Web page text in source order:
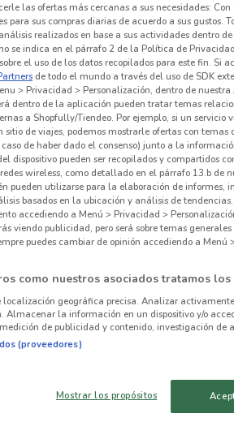
las ofertas más cercanas a sus necesidades:
para sus compras diarias de acuerdo a sus gustos.
realizados en base a sus actividades dentro
se indica en el párrafo 2 de la Política de
el uso de los datos recopilados para este fin. Si
de todo el mundo a través del uso de SDK
> Privacidad > Personalización, dentro de nuestra
dentro de la aplicación pueden tratar temas
a Shopfully/Tiendeo. Por ejemplo, si un servicio
sitio de viajes, podemos mostrarle ofertas con temas
de haber dado el consenso) junto a la
dispositivo pueden ser recopilados y compartidos
wireless, como detallado en el párrafo 13.b de
pueden utilizarse para la elaboración de informes,
basados en la ubicación y análisis de
accediendo a Menú > Privacidad >
viendo publicidad, pero será sobre temas
puedes cambiar de opinión accediendo a
como nuestros asociados tratamos
localización geográfica precisa. Analizar
Almacenar la información en un dispositivo y/o
de publicidad y contenido, investigación de
(proveedores)
Mostrar los propósitos